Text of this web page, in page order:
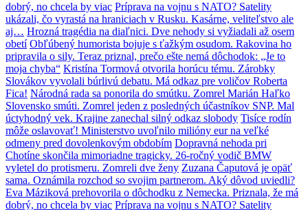
dobrý, no chcela by viac Príprava na vojnu s NATO? Satelity
ukázali, čo vyrastá na hraniciach v Rusku. Kasárne, veliteľstvo ale
aj… Hrozná tragédia na diaľnici. Dve nehody si vyžiadali až osem
obetí Obľúbený humorista bojuje s ťažkým osudom. Rakovina ho
pripravila o sily. Teraz priznal, prečo ešte nemá dôchodok: „Je to
moja chyba“ Kristína Tormová otvorila horúcu tému. Zárobky
Slovákov vyvolali búrlivú debatu. Má odkaz pre voličov Roberta
Fica! Národná rada sa ponorila do smútku. Zomrel Marián Haľko
Slovensko smúti. Zomrel jeden z posledných účastníkov SNP. Mal
úctyhodný vek. Krajine zanechal silný odkaz slobody Tisíce rodín
môže oslavovať! Ministerstvo uvoľnilo milióny eur na veľké
odmeny pred dovolenkovým obdobím Dopravná nehoda pri
Chotíne skončila mimoriadne tragicky. 26-ročný vodič BMW
vyletel do protismeru. Zomreli dve ženy Zuzana Čaputová je opäť
sama. Oznámila rozchod so svojim partnerom. Aký dôvod uviedli?
Eva Máziková prehovorila o dôchodku z Nemecka. Priznala, že má
dobrý, no chcela by viac Príprava na vojnu s NATO? Satelity